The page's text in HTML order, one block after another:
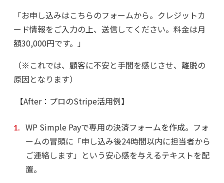
「お申し込みはこちらのフォームから。クレジットカ
ード情報をご入力の上、送信してください。料金は月
額30,000円です。」
（※これでは、顧客に不安と手間を感じさせ、離脱の
原因となります）
【After：プロのStripe活用例】
WP Simple Payで専用の決済フォームを作成。フォ
ームの冒頭に「申し込み後24時間以内に担当者から
ご連絡します」という安心感を与えるテキストを配
置。